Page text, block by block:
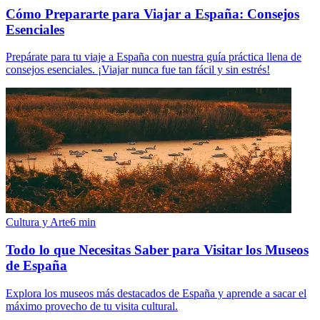
Cómo Prepararte para Viajar a España: Consejos
Esenciales
Prepárate para tu viaje a España con nuestra guía práctica llena de
consejos esenciales. ¡Viajar nunca fue tan fácil y sin estrés!
Cultura y Arte6 min
Todo lo que Necesitas Saber para Visitar los Museos
de España
Explora los museos más destacados de España y aprende a sacar el
máximo provecho de tu visita cultural.